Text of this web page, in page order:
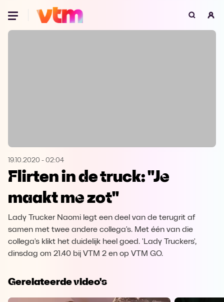
Oeps, browser niet ondersteund
Microsoft Edge Download
Opera
19.10.2020 - 02:04
Flirten in de truck: "Je
maakt me zot"
Lady Trucker Naomi legt een deel van de terugrit af
samen met twee andere collega's. Met één van die
collega's klikt het duidelijk heel goed. 'Lady Truckers',
dinsdag om 21.40 bij VTM 2 en op VTM GO.
Gerelateerde video's